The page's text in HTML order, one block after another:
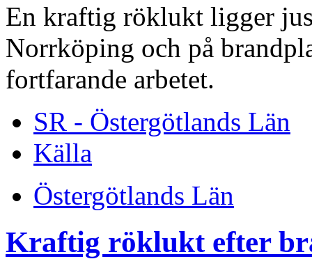
En kraftig röklukt ligger
Norrköping och på
fortfarande arbetet.
SR - Östergötlands Län
Källa
Östergötlands Län
Kraftig röklukt efter